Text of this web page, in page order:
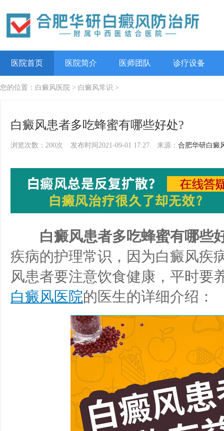
医院首页 医院简介 医师团队 诊疗设备
您的位置： 白癜风医院 > 白癜风常识 >
白癜风患者多吃蜂蜜有哪些好处?
浏览次数：200次 发布时间2021-09-01 17:27 来源： 合肥华研白癜
白癜风患者多吃蜂蜜有哪些
疾病的护理常识，因为白癜风疾
风患者要注意饮食健康，平时要
白癜风医院的医生的详细介绍：